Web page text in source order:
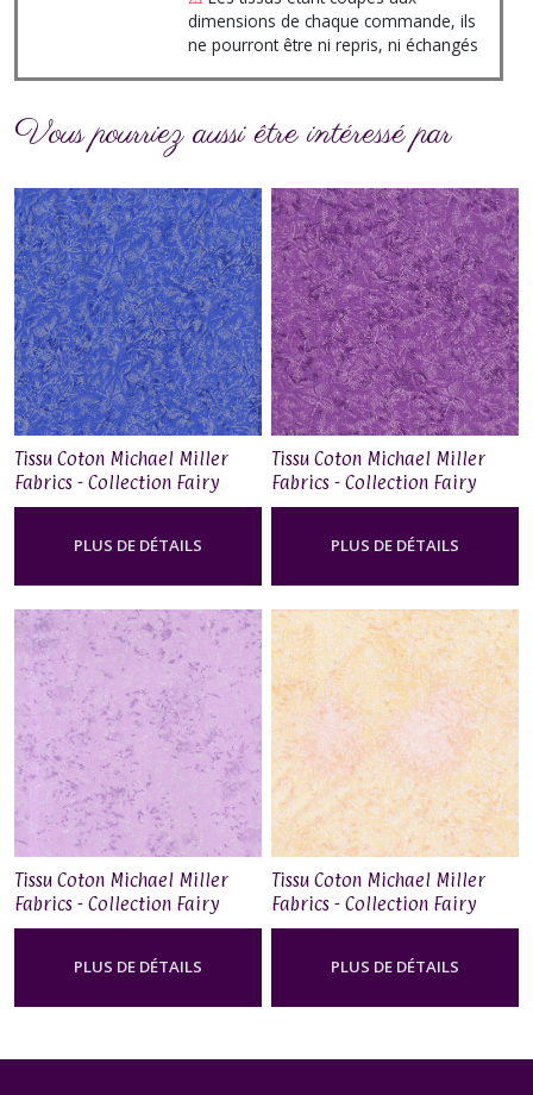
dimensions de chaque commande, ils
ne pourront être ni repris, ni échangés
Vous pourriez aussi être intéressé par
Tissu Coton Michael Miller
Fabrics - Collection Fairy
Frost - Hyacinth
PLUS DE DÉTAILS
Tissu Coton Michael Miller
Fabrics - Collection Fairy
Frost - Venus
PLUS DE DÉTAILS
Tissu Coton Michael Miller
Fabrics - Collection Fairy
Frost - Girl
PLUS DE DÉTAILS
Tissu Coton Michael Miller
Fabrics - Collection Fairy
Frost - Creamsicle
PLUS DE DÉTAILS